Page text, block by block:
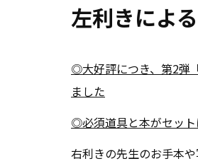
左利きによ
◎大好評につき、第2弾
ました
◎必須道具と本がセッ
右利きの先生のお手本